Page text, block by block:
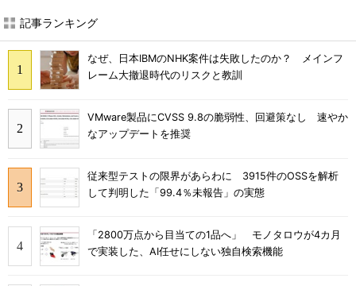
記事ランキング
なぜ、日本IBMのNHK案件は失敗したのか？ メインフ
レーム大撤退時代のリスクと教訓
VMware製品にCVSS 9.8の脆弱性、回避策なし 速やか
なアップデートを推奨
従来型テストの限界があらわに 3915件のOSSを解析
して判明した「99.4％未報告」の実態
「2800万点から目当ての1品へ」 モノタロウが4カ月
で実装した、AI任せにしない独自検索機能